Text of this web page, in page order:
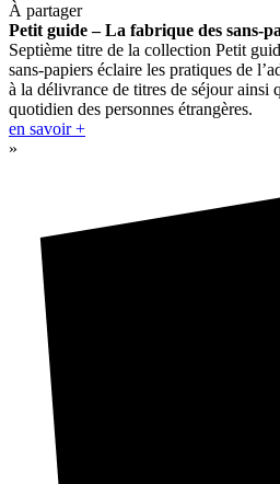
À partager
Petit guide – La fabrique des sans-
Septième titre de la collection Petit
sans-papiers éclaire les pratiques de
à la délivrance de titres de séjour ainsi
quotidien des personnes étrangères.
en savoir +
»